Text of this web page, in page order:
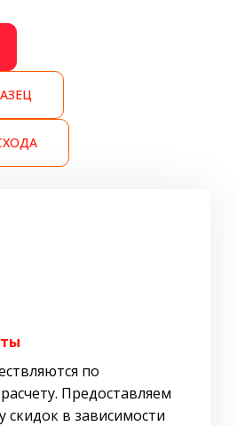
по
Предоставляем
скидок в зависимости